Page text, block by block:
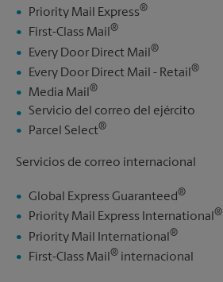
Priority Mail Express®
First-Class Mail®
Every Door Direct Mail ®
Every Door Direct Mail - Retail®
Media Mail®
Servicio del correo del ejército
Parcel Select®
Servicios de correo internacional
Global Express Guaranteed®
Priority Mail Express International®
Priority Mail International ®
First-Class Mail® internacional